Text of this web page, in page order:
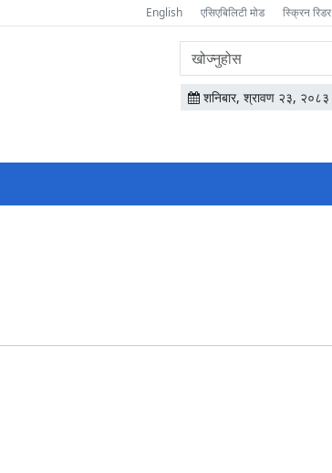
English एसिएबिलिटी मोड स्क्रिन रिडर
वेबसाइटमा
सामग्री
खोज्नुहोस
शनिबार, श्रावण २३, २०८३